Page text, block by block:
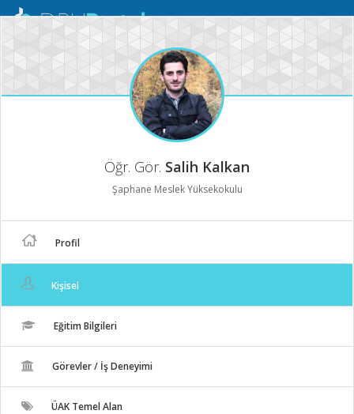
Mobil
Öğr. Gör. Salih Kalkan
Şaphane Meslek Yüksekokulu
Profil
Kişisel
Eğitim Bilgileri
Görevler / İş Deneyimi
ÜAK Temel Alan